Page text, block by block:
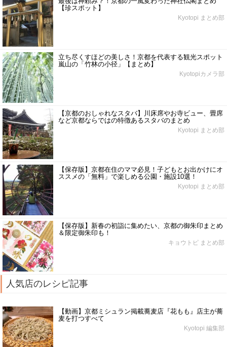
【珍スポット】
Kyotopi まとめ部
立ち尽くすほどの美しさ！京都を代表する観光スポット
嵐山の「竹林の小径」【まとめ】
Kyotopiカメラ部
【京都のおしゃれなスタバ】川床席やお寺ビュー、畳席
など京都ならではの特徴あるスタバのまとめ
Kyotopi まとめ部
【保存版】京都在住のママ必見！子どもとお出かけにオ
ススメの「無料」で楽しめる公園・施設10選！
Kyotopi まとめ部
【保存版】新春の初詣に集めたい、京都の御朱印まとめ
＆限定御朱印も！
キョウトピ まとめ部
人気店のレシピ記事
【動画】京都ミシュラン掲載蕎麦店『花もも』店主が蕎
麦を打つすべて
Kyotopi 編集部